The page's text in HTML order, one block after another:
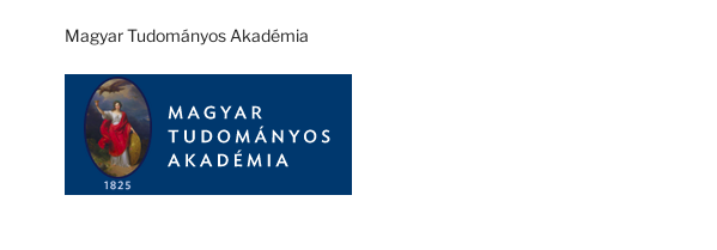
Magyar Tudományos Akadémia